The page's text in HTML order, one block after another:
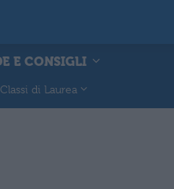
E CONSIGLI
Classi di Laurea